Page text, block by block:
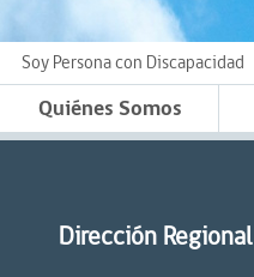
Soy Persona con Discapacidad
Quiénes Somos
Dirección Regional